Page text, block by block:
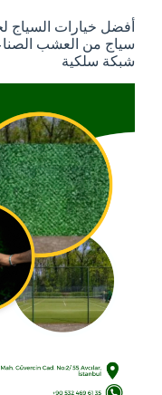
أفضل خيارات السياج
سياج من العشب
شبكة سلكية